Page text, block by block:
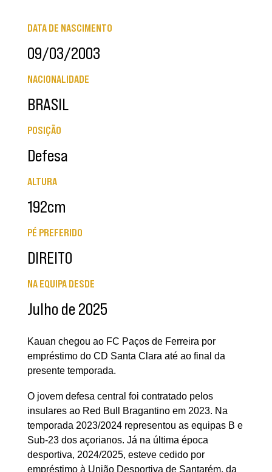
DATA DE NASCIMENTO
09/03/2003
NACIONALIDADE
BRASIL
POSIÇÃO
Defesa
ALTURA
192cm
PÉ PREFERIDO
DIREITO
NA EQUIPA DESDE
Julho de 2025
Kauan chegou ao FC Paços de Ferreira por
empréstimo do CD Santa Clara até ao final da
presente temporada.
O jovem defesa central foi contratado pelos
insulares ao Red Bull Bragantino em 2023. Na
temporada 2023/2024 representou as equipas B e
Sub-23 dos açorianos. Já na última época
desportiva, 2024/2025, esteve cedido por
empréstimo à União Desportiva de Santarém, da